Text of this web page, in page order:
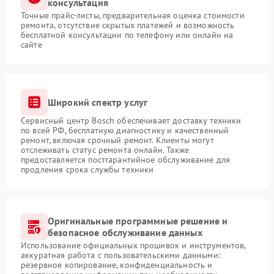
консультация
Точные прайс-листы, предварительная оценка стоимости
ремонта, отсутствие скрытых платежей и возможность
бесплатной консультации по телефону или онлайн на
сайте
Широкий спектр услуг
Сервисный центр Bosch обеспечивает доставку техники
по всей РФ, бесплатную диагностику и качественный
ремонт, включая срочный ремонт. Клиенты могут
отслеживать статус ремонта онлайн. Также
предоставляется постгарантийное обслуживание для
продления срока службы техники
Оригинальные программные решение и
безопасное обслуживание данных
Использование официальных прошивок и инструментов,
аккуратная работа с пользовательскими данными:
резервное копирование, конфиденциальность и